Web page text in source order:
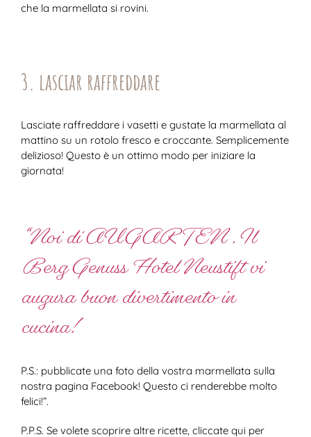
che la marmellata si rovini.
3. lasciar raffreddare
Lasciate raffreddare i vasetti e gustate la marmellata al
mattino su un rotolo fresco e croccante. Semplicemente
delizioso! Questo è un ottimo modo per iniziare la
giornata!
“Noi di AUGARTEN . Il
Berg Genuss Hotel Neustift vi
augura buon divertimento in
cucina!
P.S.: pubblicate una foto della vostra marmellata sulla
nostra pagina Facebook! Questo ci renderebbe molto
felici!”.
P.P.S. Se volete scoprire altre ricette, cliccate qui per